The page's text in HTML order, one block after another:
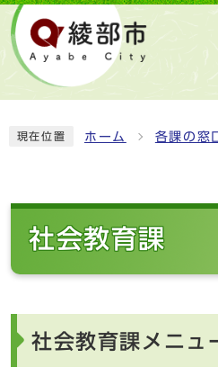
現在位置 ホーム 各課の窓
社会教育課
社会教育課メニュ